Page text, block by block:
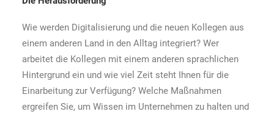
Wie werden Digitalisierung und die neuen Kollegen aus
einem anderen Land in den Alltag integriert? Wer
arbeitet die Kollegen mit einem anderen sprachlichen
Hintergrund ein und wie viel Zeit steht Ihnen für die
Einarbeitung zur Verfügung? Welche Maßnahmen
ergreifen Sie, um Wissen im Unternehmen zu halten und